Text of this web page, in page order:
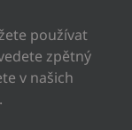
používat
zpětný
v našich